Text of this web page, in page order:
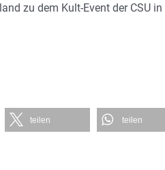
zu dem Kult-Event der CSU in
teilen teilen